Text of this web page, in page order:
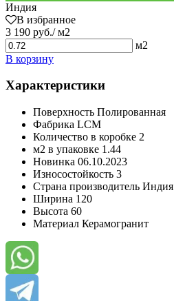
Индия
В избранное
3 190 руб./ м2
м2
В корзину
Характеристики
Поверхность Полированная
Фабрика LCM
Количество в коробке 2
м2 в упаковке 1.44
Новинка 06.10.2023
Износостойкость 3
Страна производитель Индия
Ширина 120
Высота 60
Материал Керамогранит